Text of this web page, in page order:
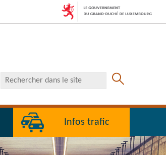
RECHERCHER
DANS
Infos trafic